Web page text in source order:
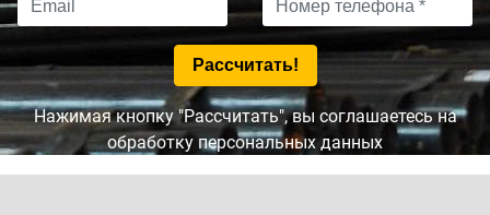
Нажимая кнопку "Рассчитать", вы соглашаетесь на
обработку персональных данных